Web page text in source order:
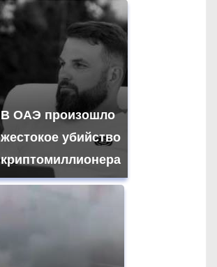
В ОАЭ произошло
жестокое убийство
криптомиллионера